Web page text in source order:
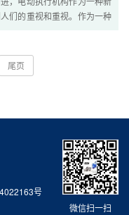
们的重视和重视。作为一种
。下面将从执行机构的基本
尾页
微信扫一扫
号